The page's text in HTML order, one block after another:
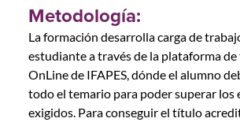
Metodología:
La formación desarrolla carga de
estudiante a través de la plataforma
OnLine de IFAPES, dónde el alumno
todo el temario para poder superar los
exigidos. Para conseguir el título